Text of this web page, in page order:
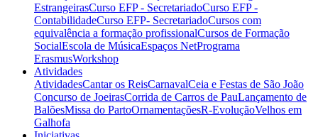
EstrangeirasCurso EFP - SecretariadoCurso EFP -
ContabilidadeCurso EFP- SecretariadoCursos com
equivalência a formação profissionalCursos de Formação
SocialEscola de MúsicaEspaços NetPrograma
ErasmusWorkshop
Atividades
AtividadesCantar os ReisCarnavalCeia e Festas de São João
Concurso de JoeirasCorrida de Carros de PauLançamento de
BalõesMissa do PartoOrnamentaçõesR-EvoluçãoVelhos em
Galhofa